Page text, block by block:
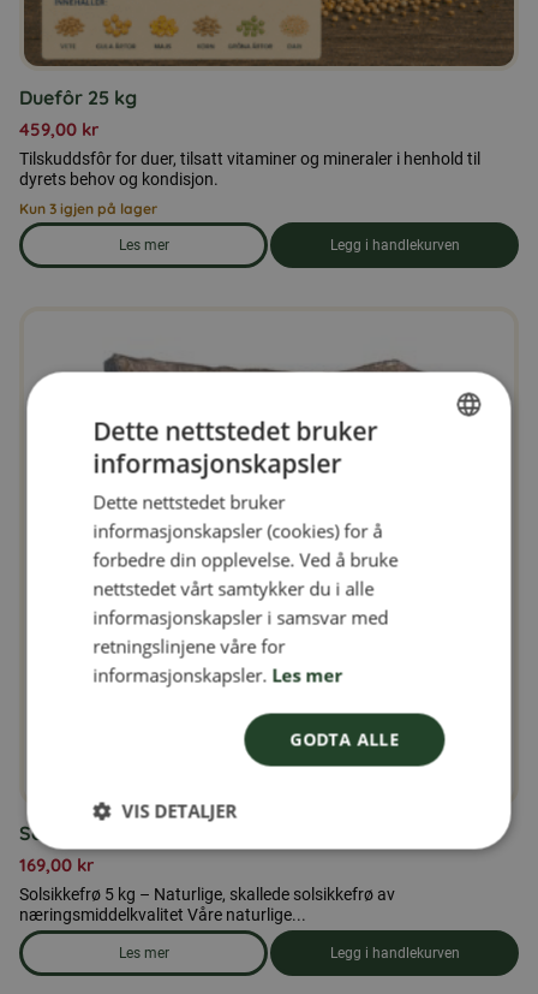
Duefôr 25 kg
459,00 kr
Tilskuddsfôr for duer, tilsatt vitaminer og mineraler i henhold til
dyrets behov og kondisjon.
Kun 3 igjen på lager
Les mer
om produkten Duefôr 25 kg
Legg i handlekurven
Solsikkekjerner 5 kg
169,00 kr
Solsikkefrø 5 kg – Naturlige, skallede solsikkefrø av
næringsmiddelkvalitet Våre naturlige...
Les mer
om produkten Solsikkekjerner 5 kg
Legg i handlekurven
Dette nettstedet bruker
informasjonskapsler
Dette nettstedet bruker
informasjonskapsler (cookies) for å
forbedre din opplevelse. Ved å bruke
nettstedet vårt samtykker du i alle
informasjonskapsler i samsvar med
retningslinjene våre for
informasjonskapsler. Les mer
GODTA ALLE
VIS DETALJER